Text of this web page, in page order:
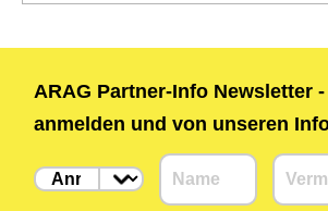
ARAG Partner-Info Newsletter
anmelden und von unseren